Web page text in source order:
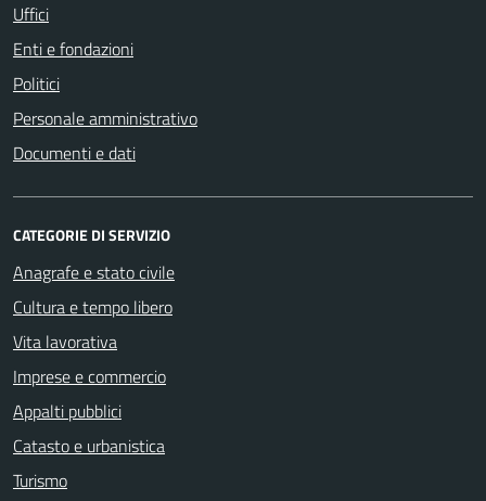
Uffici
Enti e fondazioni
Politici
Personale amministrativo
Documenti e dati
CATEGORIE DI SERVIZIO
Anagrafe e stato civile
Cultura e tempo libero
Vita lavorativa
Imprese e commercio
Appalti pubblici
Catasto e urbanistica
Turismo